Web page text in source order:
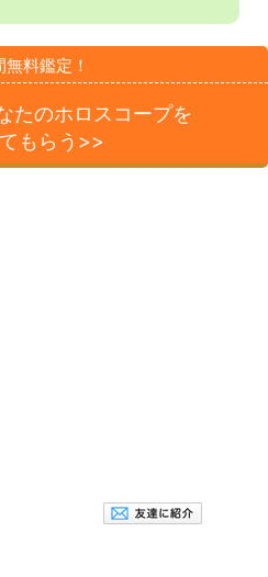
無料鑑定！
たのホロスコープを
もらう>>